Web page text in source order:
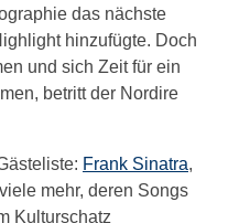
das nächste
hinzufügte. Doch
und sich Zeit für ein
betritt der Nordire
Frank Sinatra,
mehr, deren Songs
Kulturschatz